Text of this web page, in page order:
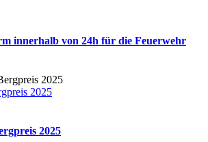
innerhalb von 24h für die Feuerwehr
2025
2025